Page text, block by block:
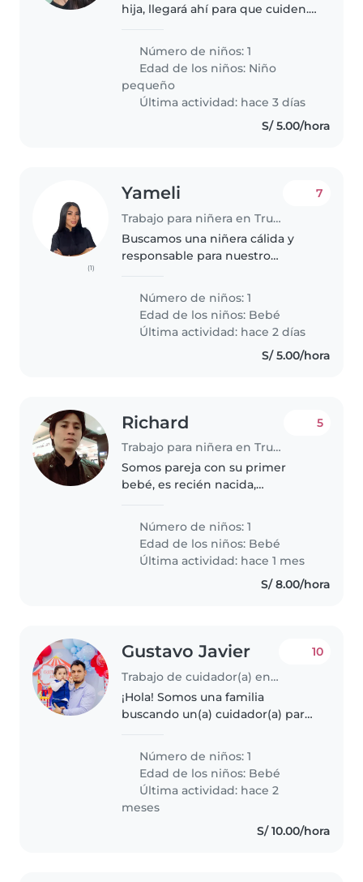
hija, llegará ahí para que cuiden.
cuantas horas es el pago
Número de niños: 1
Edad de los niños: Niño
pequeño
Última actividad: hace 3 días
S/ 5.00/hora
(1)
Yameli
Trabajo para niñera en Trujillo
7
Buscamos una niñera cálida y
responsable para nuestro
tranquilos y juguetones, y esté
cómoda con mascotas, cocinar y
ayudar con..
Número de niños: 1
Edad de los niños: Bebé
Última actividad: hace 2 días
S/ 5.00/hora
Richard
Trabajo para niñera en Trujillo
5
Somos pareja con su primer
bebé, es recién nacida,
que conoce de bebes recién
nacidos, principalmente apoyo
nocturno.
Número de niños: 1
Edad de los niños: Bebé
Última actividad: hace 1 mes
S/ 8.00/hora
Gustavo Javier
Trabajo de cuidador(a) en Trujillo
10
¡Hola! Somos una familia
buscando un(a) cuidador(a) para
de energía, juguetón y muy
curioso. Necesitamos a alguien
cómodo/a con labores del hogar.
¡Nos..
Número de niños: 1
Edad de los niños: Bebé
Última actividad: hace 2
meses
S/ 10.00/hora